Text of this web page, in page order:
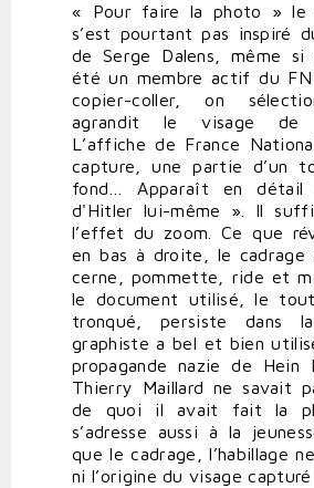
« Pour faire la photo » le
s’est pourtant pas inspiré
de Serge Dalens, même
été un membre actif du
copier-coller, on
agrandit le visage de
L’affiche de France
capture, une partie d’un
fond… Apparaît en
d'Hitler lui-même ». Il
l’effet du zoom. Ce que
en bas à droite, le cadrage
cerne, pommette, ride et
le document utilisé, le
tronqué, persiste dans
graphiste a bel et bien
propagande nazie de Hein
Thierry Maillard ne savait
de quoi il avait fait la
s’adresse aussi à la
que le cadrage, l’habillage
ni l’origine du visage